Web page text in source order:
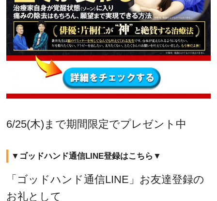
6/25(木)まで期間限定でプレゼント中
▼ゴッドハンド通信LINE登録はこちら▼
「ゴッドハンド通信LINE」お友達登録の
お礼として